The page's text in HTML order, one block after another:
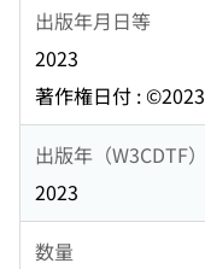
出版年月日等
2023
著作権日付 : ©2023
出版年（W3CDTF）
2023
数量